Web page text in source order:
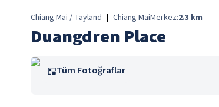
Chiang Mai / Tayland | Chiang MaiMerkez:2.3 km
Duangdren Place
Tüm Fotoğraflar